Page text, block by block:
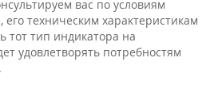
вас по условиям
его техническим характеристикам
тот тип индикатора на
удовлетворять потребностям